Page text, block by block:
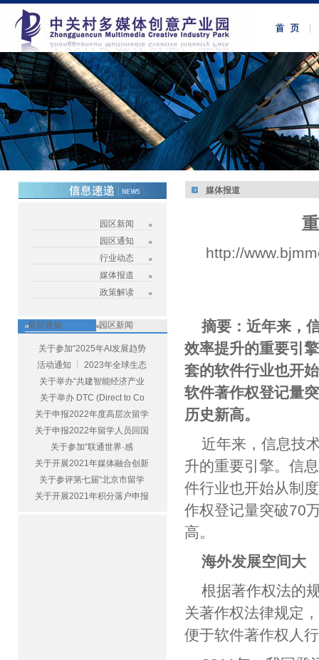
园区新闻
园区通知
行业动态
媒体报道
政策解读
最新通知 园区新闻
关于参加“2025年AI发展趋势
活动通知 ┆ 2023年全球生态
关于举办“共建智能经济产业
关于举办 DTC (Direct to Co
关于申报2022年度高层次留学
关于申报2022年留学人员回国
关于参加“联通世界·感
关于开展2021年媒体融合创新
关于参评第七届“北京市留学
关于开展2021年积分落户申报
媒体报道
http://
摘要：近年来，
效率提升的重要引
套的软件行业也开
软件著作权登记量
历史新高。
近年来，信息技
升的重要引擎。信
件行业也开始从制
作权登记量突破70
高。
海外发展空间
根据著作权法的
关著作权法律规定
便于软件著作权